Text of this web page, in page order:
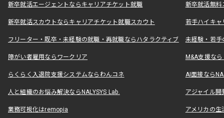
新卒就活エージェントならキャリアチケット就職 新卒就活無料
新卒就活スカウトならキャリアチケット就職スカウト 若手ハイキ
フリーター・既卒・未経験の就職・再就職ならハタラクティブ 未経験・若手
障がい者雇用ならワークリア M&A支援な
らくらく入退院支援システムならわんコネ AI面接なら
人と組織のお悩み解決ならNALYSYS Lab. アジャイル
業務可視化はremopia アメリカの